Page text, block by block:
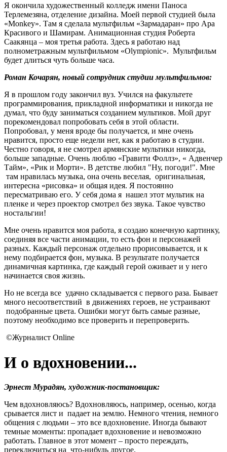
Я окончила художественный колледж имени Паноса
Терлемезяна, отделение дизайна. Моей первой студией была
«Monkey». Там я сделала мультфильм «Зармадаран» про Ара
Красивого и Шамирам. Анимационная студия Роберта
Саакянца – моя третья работа. Здесь я работаю над
полнометражным мультфильмом «Olympionic». Мультфильм
будет длиться чуть больше часа.
Роман Кочарян, новый сотрудник студии мультфильмов:
Я в прошлом году закончил вуз. Учился на факультете
программирования, прикладной информатики и никогда не
думал, что буду заниматься созданием мультиков. Мой друг
порекомендовал попробовать себя в этой области.
Попробовал, у меня вроде бы получается, и мне очень
нравится, просто еще недели нет, как я работаю в студии.
Честно говоря, я не смотрел армянские мультики никогда,
больше западные. Очень люблю «Гравити Фоллз», « Адвенчер
Тайм», «Рик и Морти». В детстве любил "Ну, погоди!". Мне
там нравилась музыка, она очень веселая, оригинальная,
интересна «рисовка» и общая идея. Я постоянно
пересматриваю его. У себя дома я нашел этот мультик на
пленке и через проектор смотрел без звука. Такое чувство
ностальгии!
Мне очень нравится моя работа, я создаю конечную картинку,
соединяя все части анимации, то есть фон и персонажей
разных. Каждый персонаж отдельно прорисовывается, и к
нему подбирается фон, музыка. В результате получается
динамичная картинка, где каждый герой оживает и у него
начинается своя жизнь.
Но не всегда все удачно складывается с первого раза. Бывает
много несоответствий в движениях героев, не устраивают
подобранные цвета. Ошибки могут быть самые разные,
поэтому необходимо все проверить и перепроверить.
©Журналист Online
И о вдохновении...
Эрнест Мурадян, художник-постановщик:
Чем вдохновляюсь? Вдохновляюсь, например, осенью, когда
срывается лист и падает на землю. Немного чтения, немного
общения с людьми – это все вдохновение. Иногда бывают
темные моменты: пропадает вдохновение и невозможно
работать. Главное в этот момент – просто переждать,
переключиться на что-нибудь другое.